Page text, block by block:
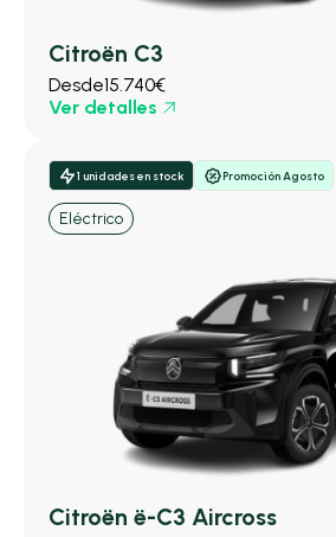
Citroën C3
Desde15.740€
Ver detalles
1 unidades en stock Promoción Agosto
Eléctrico
Citroën ë-C3 Aircross